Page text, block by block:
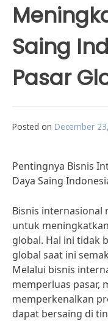
Saing
Pasar
Posted on December
Pentingnya Bisnis
Daya Saing
Bisnis internasional
untuk
global. Hal ini tidak
global saat ini
Melalui bisnis
memperluas pasar,
memperkenalkan
dapat bersaing di